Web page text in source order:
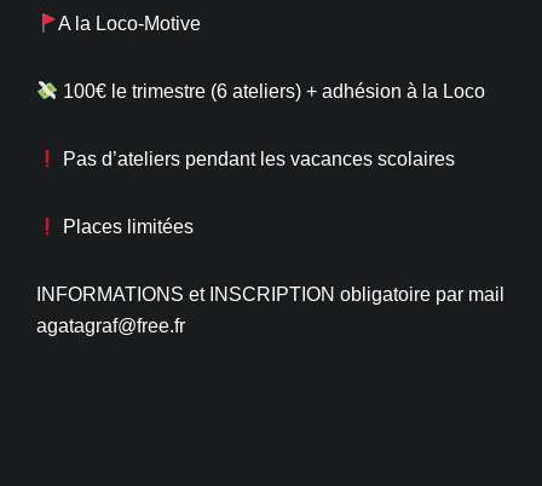
A la Loco-Motive
100€ le trimestre (6 ateliers) + adhésion à la Loco
Pas d’ateliers pendant les vacances scolaires
Places limitées
INFORMATIONS et INSCRIPTION obligatoire par mail
agatagraf@free.fr